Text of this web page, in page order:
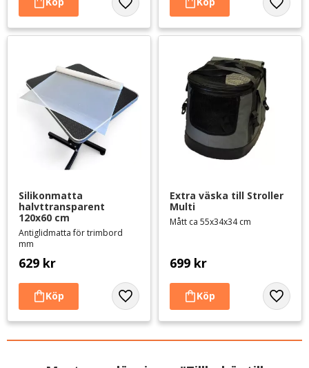
Lägg till i favoriter Lägg
Silikonmatta
halvttransparent
120x60 cm
Antiglidmatta för trimbord
mm
629 kr
Lägg till i favoriter
Extra väska till Stroller
Multi
Mått ca 55x34x34 cm
699 kr
Lägg